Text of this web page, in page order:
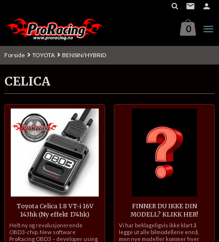
innholdet
0
Forside TOYOTA BENSIN/HYBRID
CELICA
Toyota Celica 1.8 VT-i 16V
143hk (Ny effekt 174hk)
inkl.
mva.
Helt ny og revolusjonerende
OBD3-chip. New software
ProRacing OBD3 – developer using
FINNER DU IKKE DIN
MODELL? KLIKK HER!
inkl.
mva.
Vi har beklageligvis ikke klart å
legge ut alle bilmodellene ennå,
men nye modeller kommer hver